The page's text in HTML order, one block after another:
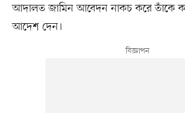
আদালত জামিন আবেদন নাকচ করে তাঁকে
আদেশ দেন।